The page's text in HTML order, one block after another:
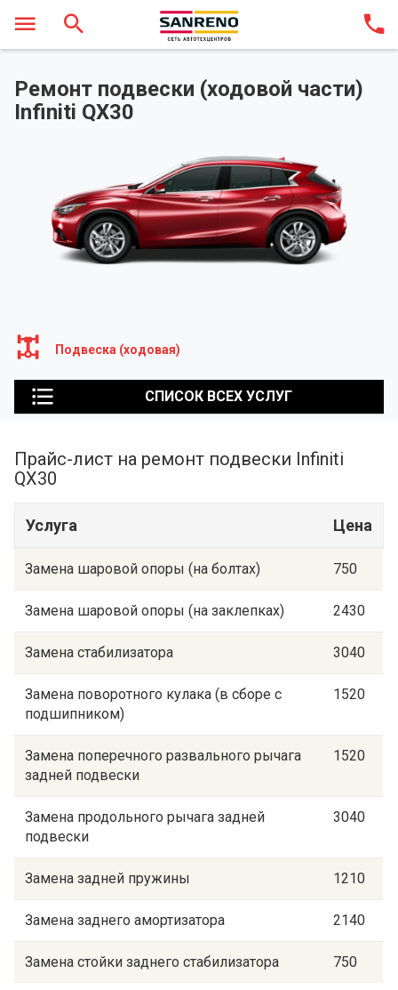
Ремонт подвески (ходовой части)
Infiniti QX30
Подвеска (ходовая)
СПИСОК ВСЕХ УСЛУГ
Прайс-лист на ремонт подвески Infiniti
QX30
Услуга Цена
Замена шаровой опоры (на болтах) 750
Замена шаровой опоры (на заклепках) 2430
Замена стабилизатора 3040
Замена поворотного кулака (в сборе с
подшипником)
1520
Замена поперечного развального рычага
задней подвески
1520
Замена продольного рычага задней
подвески
3040
Замена задней пружины 1210
Замена заднего амортизатора 2140
Замена стойки заднего стабилизатора 750